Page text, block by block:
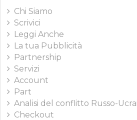
Chi Siamo
Scrivici
Leggi Anche
La tua Pubblicità
Partnership
Servizi
Account
Part
Analisi del conflitto Russo-
Checkout